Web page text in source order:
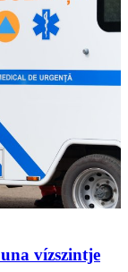
vízszintje